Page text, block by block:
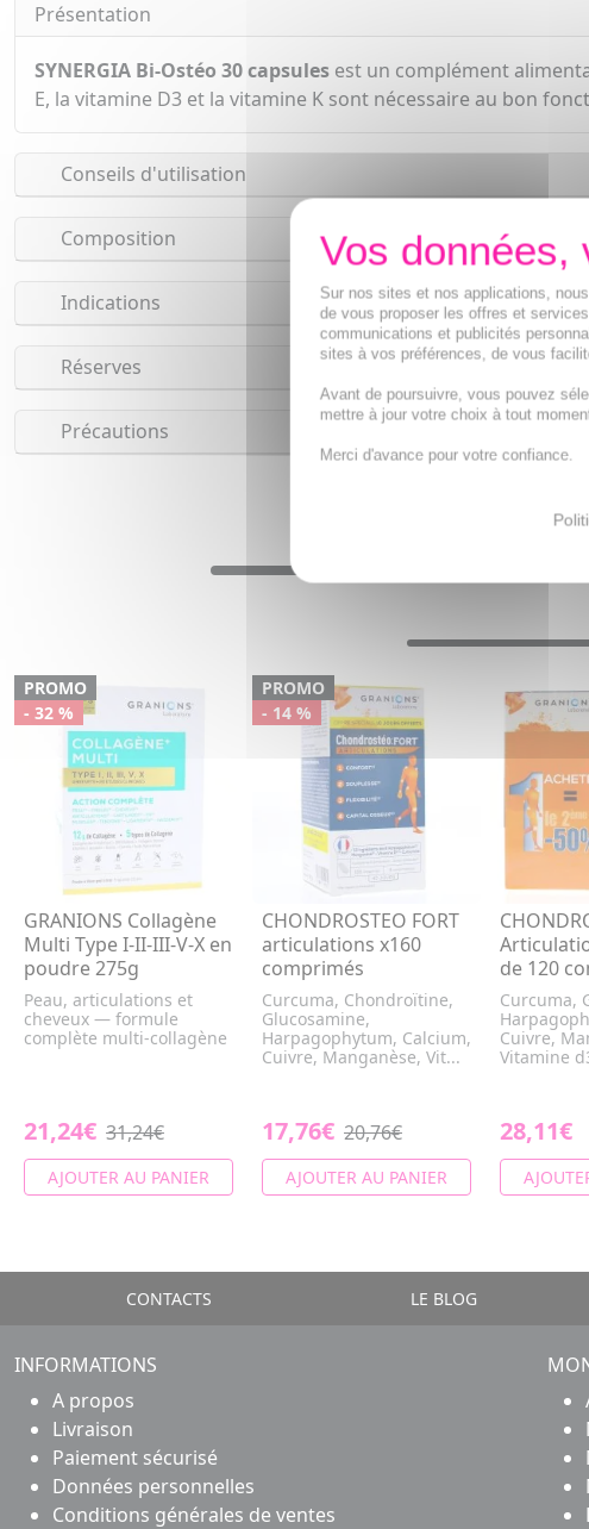
Présentation
SYNERGIA Bi-Ostéo 30 capsules est un complément
E, la vitamine D3 et la vitamine K sont nécessaire au bon
Conseils d'utilisation
Composition
Indications
Réserves
Précautions
PROMO
- 32 %
GRANIONS Collagène
Multi Type I-II-III-V-X en
poudre 275g
Peau, articulations et
cheveux — formule
complète multi-collagène
21,24€ 31,24€
AJOUTER AU PANIER
PROMO
- 14 %
CHONDROSTEO FORT
articulations x160
comprimés
Curcuma, Chondroïtine,
Glucosamine,
Harpagophytum, Calcium,
Cuivre, Manganèse, Vit...
17,76€ 20,76€
AJOUTER AU PANIER
de 120
Curcuma,
Cuivre,
Vitamine
28,11€
CONTACTS LE BLOG
INFORMATIONS
A propos
Livraison
Paiement sécurisé
Données personnelles
Conditions générales de ventes
Sur nos sites et nos applications,
de vous proposer les offres et
communications et publicités
sites à vos préférences, de vous
Avant de poursuivre, vous pouvez
mettre à jour votre choix à tout
Merci d'avance pour votre confiance.